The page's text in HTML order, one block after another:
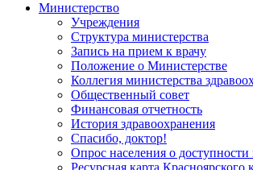
Министерство
Учреждения
Структура министерства
Запись на прием к врачу
Положение о Министерстве
Коллегия министерства
Общественный совет
Финансовая отчетность
История здравоохранения
Спасибо, доктор!
Опрос населения о
Ресурсная карта Красноярского